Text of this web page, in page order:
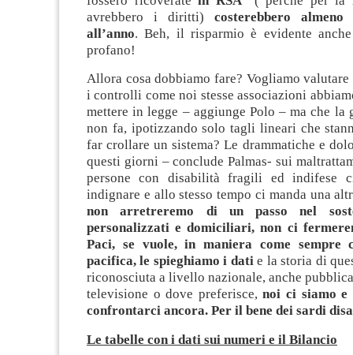
avrebbero i diritti) costerebbero
all’anno. Beh, il risparmio è evidente
profano!
Allora cosa dobbiamo fare? Vogliamo
i controlli come noi stesse associazioni
mettere in legge – aggiunge Polo – ma che la
non fa, ipotizzando solo tagli lineari che
far crollare un sistema? Le drammatiche e
questi giorni – conclude Palmas- sui
persone con disabilità fragili ed indifese
indignare e allo stesso tempo ci manda una
non arretreremo di un passo nel
personalizzati e domiciliari, non ci
Paci, se vuole, in maniera come sempre
pacifica, le spieghiamo i datie la storia di
riconosciuta a livello nazionale, anche
televisione o dove preferisce,noi ci siamo
confrontarci ancora. Per il bene dei sardi
Le tabelle con i dati sui numeri e il Bilancio